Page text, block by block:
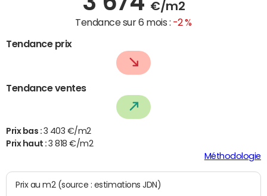
€/m2
Tendance sur 6 mois : -2 %
Tendance prix
Tendance ventes
Prix bas : 3 403 €/m2
Prix haut :3 818 €/m2
Méthodologie
Prix au m2 (source : estimations JDN)